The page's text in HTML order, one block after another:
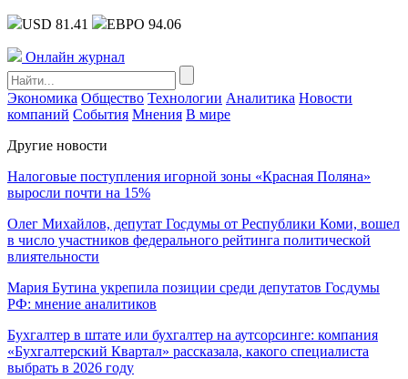
USD 81.41 ЕВРО 94.06
Онлайн журнал
Экономика Общество Технологии Аналитика Новости
компаний События Мнения В мире
Другие новости
Налоговые поступления игорной зоны «Красная Поляна»
выросли почти на 15%
Олег Михайлов, депутат Госдумы от Республики Коми, вошел
в число участников федерального рейтинга политической
влиятельности
Мария Бутина укрепила позиции среди депутатов Госдумы
РФ: мнение аналитиков
Бухгалтер в штате или бухгалтер на аутсорсинге: компания
«Бухгалтерский Квартал» рассказала, какого специалиста
выбрать в 2026 году